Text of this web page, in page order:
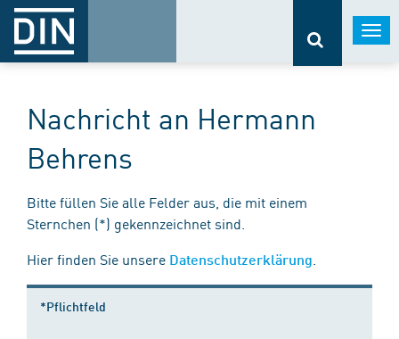
Nachricht an Hermann
Behrens
Bitte füllen Sie alle Felder aus, die mit einem
Sternchen (*) gekennzeichnet sind.
Hier finden Sie unsere Datenschutzerklärung
*Pflichtfeld